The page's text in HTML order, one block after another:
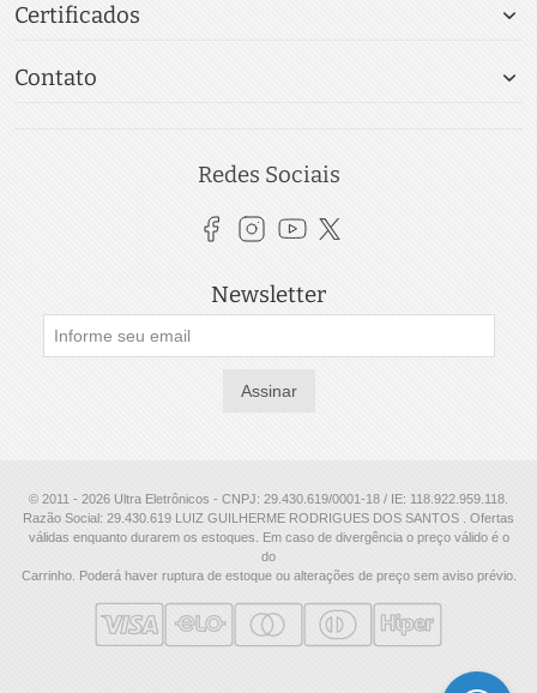
Certificados
Contato
Redes Sociais
Newsletter
Assinar
© 2011 - 2026 Ultra Eletrônicos - CNPJ: 29.430.619/0001-18 / IE: 118.922.959.118.
Razão Social: 29.430.619 LUIZ GUILHERME RODRIGUES DOS SANTOS . Ofertas
válidas enquanto durarem os estoques. Em caso de divergência o preço válido é o
do
Carrinho. Poderá haver ruptura de estoque ou alterações de preço sem aviso prévio.